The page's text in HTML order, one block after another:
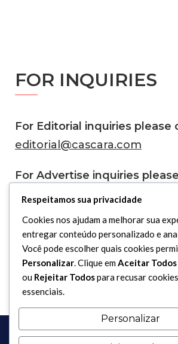
FOR INQUIRIES
For Editorial inquiries please
editorial@cascara.com
For Advertise inquiries
advertise@cascara.com
For Media inquiries please
media@cascara.com
For Licensing inquiries
licensing@cascara.com
Respeitamos sua privacidade
Cookies nos ajudam a melhorar sua
entregar conteúdo personalizado e
Você pode escolher quais cookies
Personalizar. Clique emAceitar Todos
ou Rejeitar Todospara recusar
essenciais.
Personalizar